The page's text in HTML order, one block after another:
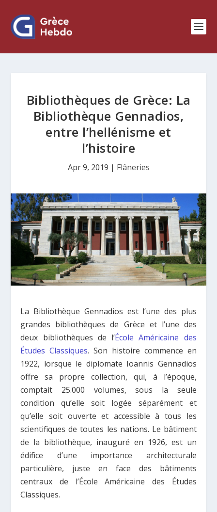
Bibliothèques de Grèce: La
Bibliothèque Gennadios,
entre l’hellénisme et
l’histoire
Apr 9, 2019 | Flâneries
La Bibliothèque Gennadios est l’une des plus
grandes bibliothèques de Grèce et l’une des
deux bibliothèques de l’École Américaine des
Études Classiques. Son histoire commence en
1922, lorsque le diplomate Ioannis Gennadios
offre sa propre collection, qui, à l’époque,
comptait 25.000 volumes, sous la seule
condition qu’elle soit logée séparément et
qu’elle soit ouverte et accessible à tous les
scientifiques de toutes les nations. Le bâtiment
de la bibliothèque, inauguré en 1926, est un
édifice d’une importance architecturale
particulière, juste en face des bâtiments
centraux de l’École Américaine des Études
Classiques.